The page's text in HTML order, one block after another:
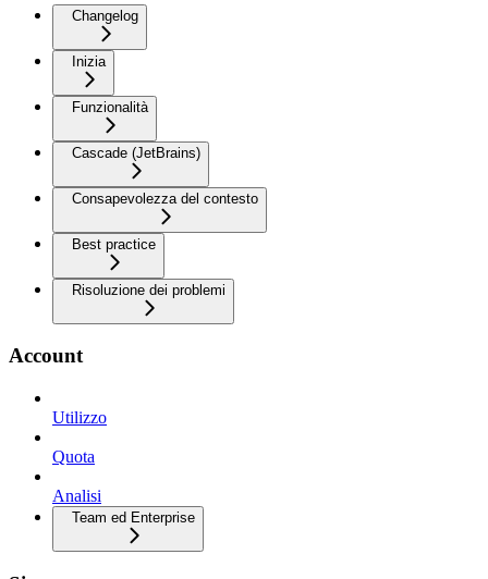
Changelog
Inizia
Funzionalità
Cascade (JetBrains)
Consapevolezza del contesto
Best practice
Risoluzione dei problemi
Account
Utilizzo
Quota
Analisi
Team ed Enterprise